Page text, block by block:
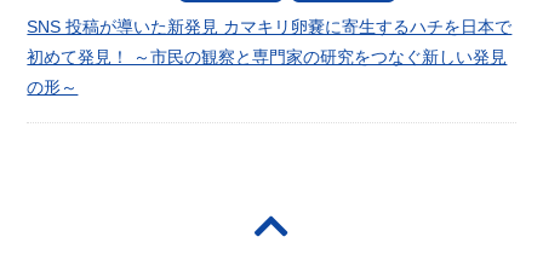
SNS 投稿が導いた新発見 カマキリ卵嚢に寄生するハチを日本で
初めて発見！ ～市民の観察と専門家の研究をつなぐ新しい発見
の形～